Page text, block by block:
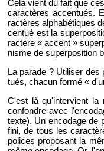
Cela vient du fait que
ca­rac­tères ac­cen­tués.
rac­tères al­pha­bé­tiques
cen­tué est la
rac­tère « ac­cent »
nisme de su­per­po­si­tion
La pa­rade ? Uti­li­ser
tués, cha­cun formé «
C'est là qu'in­ter­vient la
confondre avec
texte). Un en­co­dage de
fini, de tous les
po­lices pro­po­sant la